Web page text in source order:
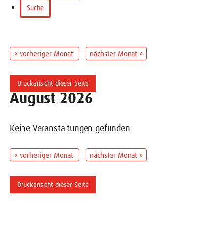
Suche
« vorheriger Monat nächster Monat »
Druckansicht dieser Seite
August 2026
Keine Veranstaltungen gefunden.
« vorheriger Monat nächster Monat »
Druckansicht dieser Seite